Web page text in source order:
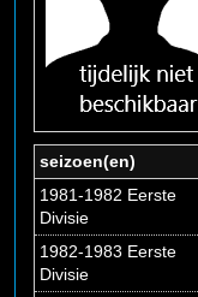
seizoen(en)
1981-1982 Eerste
Divisie
1982-1983 Eerste
Divisie